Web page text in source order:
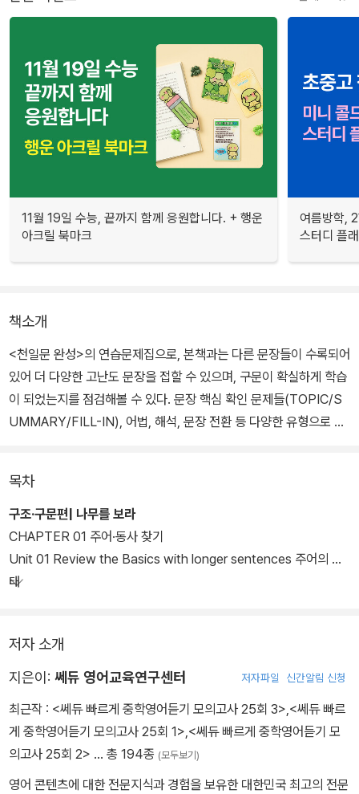
11월 19일 수능, 끝까지 함께 응원합니다. + 행운
아크릴 북마크
여름방학,
스터디 플
책소개
<천일문 완성>의 연습문제집으로, 본책과는 다른 문장들이 수록되어
있어 더 다양한 고난도 문장을 접할 수 있으며, 구문이 확실하게 학습
이 되었는지를 점검해볼 수 있다. 문장 핵심 확인 문제들(TOPIC/S
UMMARY/FILL-IN), 어법, 해석, 문장 전환 등 다양한 유형으로 구
목차
구조·구문편| 나무를 보라
CHAPTER 01 주어·동사 찾기
Unit 01 Review the Basics with longer sentences 주어의 형
태
저자 소개
지은이: 쎄듀 영어교육연구센터 저자파일 신간알림 신청
최근작 : <쎄듀 빠르게 중학영어듣기 모의고사 25회 3>,<쎄듀 빠르
게 중학영어듣기 모의고사 25회 1>,<쎄듀 빠르게 중학영어듣기 모
의고사 25회 2> … 총 194종 (모두보기)
영어 콘텐츠에 대한 전문지식과 경험을 보유한 대한민국 최고의 전문